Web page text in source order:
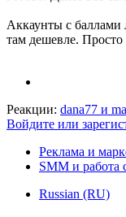
Аккаунты с баллами
там дешевле. Просто
Реакции: dana77 и
Войдите или
Реклама и
SMM и работа
Russian (RU)